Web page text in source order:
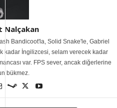
Nalçakan
Bandicoot'la, Solid Snake'le, Gabriel
kadar İngilizcesi, selam verecek kadar
var. FPS sever, ancak diğerlerine
bükmez.